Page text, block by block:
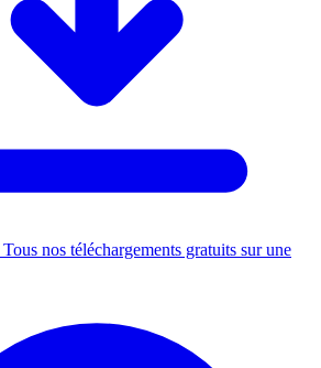
Tous nos téléchargements gratuits sur une